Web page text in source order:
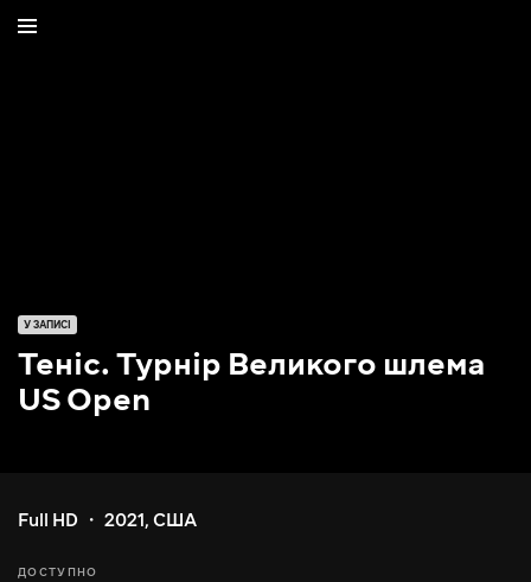
У ЗАПИСІ
Теніс. Турнір Великого шлема
US Open
Full HD 2021, США
ДОСТУПНО